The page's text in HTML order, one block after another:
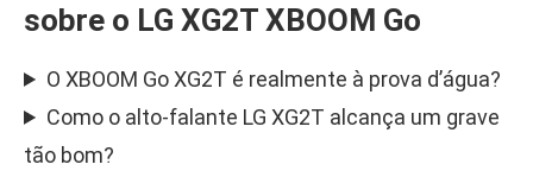
sobre o LG XG2T XBOOM Go
O XBOOM Go XG2T é realmente à prova d’água?
Como o alto-falante LG XG2T alcança um grave
tão bom?